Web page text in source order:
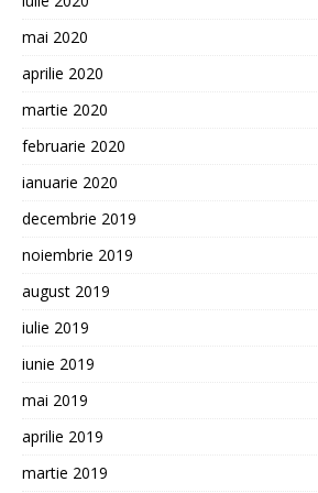
mai 2020
aprilie 2020
martie 2020
februarie 2020
ianuarie 2020
decembrie 2019
noiembrie 2019
august 2019
iulie 2019
iunie 2019
mai 2019
aprilie 2019
martie 2019